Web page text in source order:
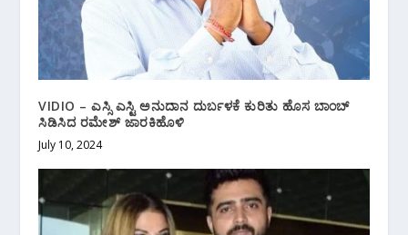
VIDIO – ಎಸ್ಸಿ‌ ಎಸ್ಟಿ ಅನುದಾನ ದುರ್ಬಳಕೆ ಕುರಿತು ಹೊಸ ಬಾಂಬ್
ಸಿಡಿಸಿದ ರಮೇಶ್ ಜಾರಕಿಹೊಳಿ
July 10, 2024